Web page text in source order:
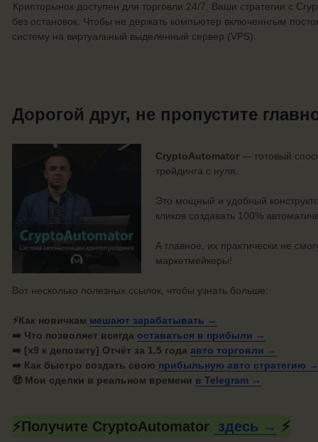
Крипторынок доступен для торговли 24/7. Ваши стратегии с
без остановок. Чтобы не держать компьютер включеннгым
систему на виртуальный выделенный сервер (VPS).
Дорогой друг, не пропустите
CryptoAutomator — готовый
трейдинга с нуля.
Это мощный и удобный
кликов создавать 100%
А главное, их практически не
маркетмейкеры!
Вот несколько полезных ссылок, чтобы узнать больше:
⚡Как новичкам мешают зарабатывать →
➡️ Что позволяет всегда оставаться в прибыли →
➡️ [х9 к депозиту] Отчёт за 1.5 года авто торговли →
➡️ Как быстро создать свою прибыльную авто стратегию →
🤑 Мои сделки в реальном времени в Telegram →
⚡Получите CryptoAutomator здесь → ⚡